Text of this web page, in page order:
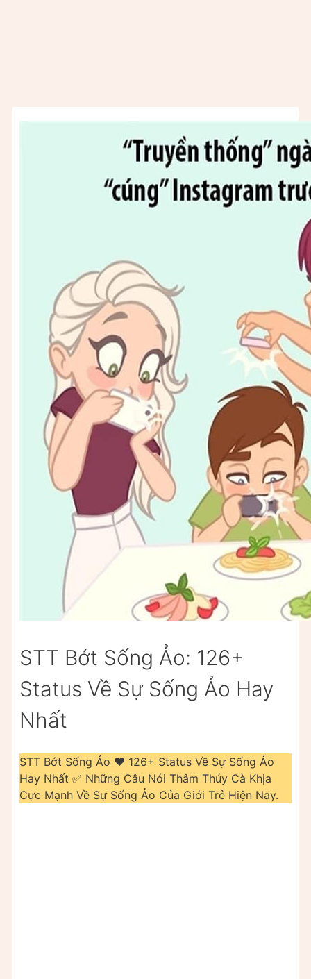
STT Bớt Sống Ảo: 126+
Status Về Sự Sống Ảo Hay
Nhất
STT Bớt Sống Ảo ❤️️ 126+ Status Về Sự Sống Ảo
Hay Nhất ✅ Những Câu Nói Thâm Thúy Cà Khịa
Cực Mạnh Về Sự Sống Ảo Của Giới Trẻ Hiện Nay.